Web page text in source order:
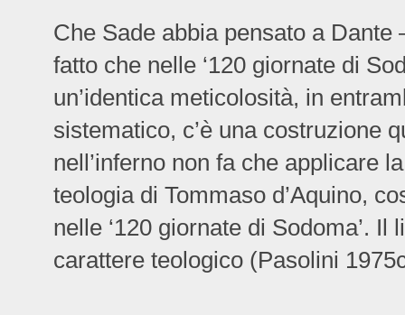
Che Sade abbia pensato a
fatto che nelle ‘120 giornate di
un’identica meticolosità, in
sistematico, c’è una costruzione
nell’inferno non fa che applicare
teologia di Tommaso d’Aquino,
nelle ‘120 giornate di Sodoma’.
carattere teologico (Pasolini